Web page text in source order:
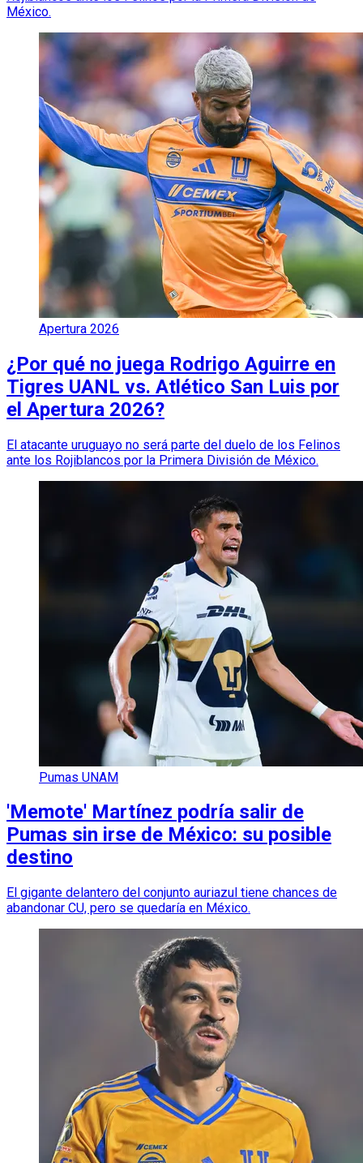
México.
Apertura 2026
¿Por qué no juega Rodrigo Aguirre en
Tigres UANL vs. Atlético San Luis por
el Apertura 2026?
El atacante uruguayo no será parte del duelo de los Felinos
ante los Rojiblancos por la Primera División de México.
Pumas UNAM
'Memote' Martínez podría salir de
Pumas sin irse de México: su posible
destino
El gigante delantero del conjunto auriazul tiene chances de
abandonar CU, pero se quedaría en México.